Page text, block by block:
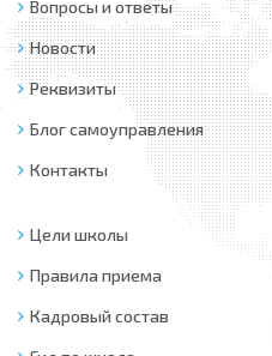
Вопросы и ответы
Новости
Реквизиты
Блог самоуправления
Контакты
Цели школы
Правила приема
Кадровый состав